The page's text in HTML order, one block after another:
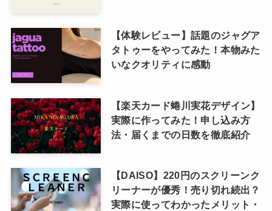
【体験レビュー】話題のジャグア
タトゥーをやってみた！本物みた
いなクオリティに感動
【楽天カード蜷川実花デザイン】
実際に作ってみた！申し込み方
法・届くまでの日数を徹底紹介
【DAISO】220円のスクリーンク
リーナーが優秀！売り切れ続出？
実際に使ってわかったメリット・